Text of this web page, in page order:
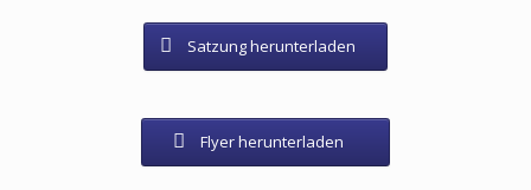
Satzung herunterladen
Flyer herunterladen